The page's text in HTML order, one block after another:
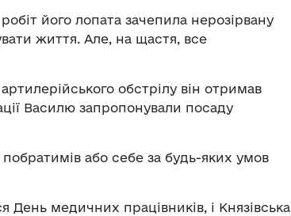
його лопата зачепила нерозірвану
життя. Але, на щастя, все
обстрілу він отримав
Василю запропонували посаду
або себе за будь-яких умов
День медичних працівників, і Князівська